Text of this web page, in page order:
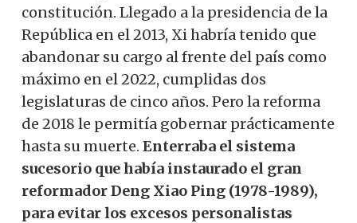
constitución. Llegado a la presidencia de la
República en el 2013, Xi habría tenido que
abandonar su cargo al frente del país como
máximo en el 2022, cumplidas dos
legislaturas de cinco años. Pero la reforma
de 2018 le permitía gobernar prácticamente
hasta su muerte. Enterraba el sistema
sucesorio que había instaurado el gran
reformador Deng Xiao Ping (1978-1989),
para evitar los excesos personalistas